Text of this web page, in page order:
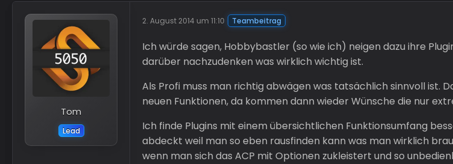
Tom
Lead
2. August 2014 um 11:10 Teambeitrag
Ich würde sagen, Hobbybastler (so wie ich) neigen dazu ihre
darüber nachzudenken was wirklich wichtig ist.
Als Profi muss man richtig abwägen was tatsächlich sinnvoll ist.
neuen Funktionen, da kommen dann wieder Wünsche die nur
Ich finde Plugins mit einem übersichtlichen Funktionsumfang
abdeckt weil man so eben rausfinden kann was man wirklich
wenn man sich das ACP mit Optionen zukleistert und so